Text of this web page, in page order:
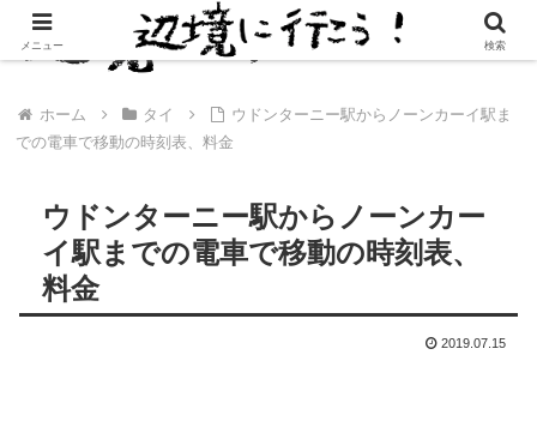
ホーム タイ
ウドンターニー駅からノーンカーイ駅ま
での電車で移動の時刻表、料金
ウドンターニー駅からノーンカー
イ駅までの電車で移動の時刻表、
料金
2019.07.15
メニュー 検索